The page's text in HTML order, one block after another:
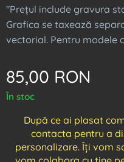
"Prețul include gravura
Grafica se taxează
vectorial. Pentru modele
85,00 RON
În stoc
După ce ai plasat
contacta pentru a
personalizare. Îți vom